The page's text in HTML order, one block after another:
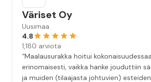
Väriset Oy
Uusimaa
4.8
1,180 arviota
“Maalausurakka hoitui
erinomaisesti, vaikka hanke jouduttiin
ja muiden (tilaajasta johtuvien)